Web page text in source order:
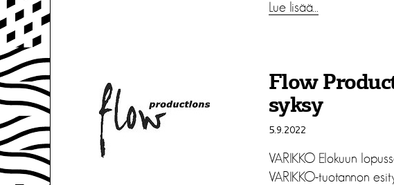
Lue lisää…
Flow
syksy
5.9.2022
VARIKKO Elokuun
VARIKKO-tuotannon